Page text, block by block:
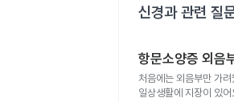
신경과관련 질
항문소양증 외음
처음에는 외음부만 가
일상생활에 지장이 있